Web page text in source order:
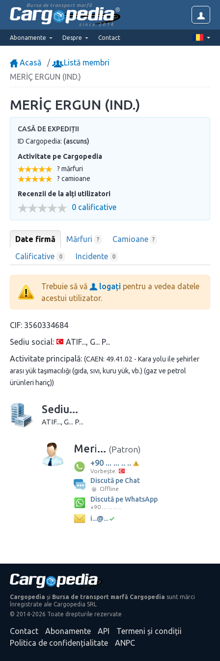
Bursa de transport marfă
since 2014
Abonamente Despre Contact
Acasă
Listă membri
MERİÇ ERGUN (IND.)
MERİÇ ERGUN (IND.)
CASĂ DE EXPEDIȚII
ID Cargopedia: (ascuns)
Activitate pe Cargopedia
? mărfuri
? camioane
Recenzii de la alți utilizatori
0 calificative
Date firmă Mărfuri ? Camioane ?
Calificative 0 Incidente 0
Trebuie să vă logați pentru a vedea datele
acestui utilizator.
CIF: 3560334684
Sediu social:
ATIF..., G... P...
Activitate principală: (CAEN: 49.41.02 - Kara yolu ile şehirler
arası yük taşımacılığı (gıda, sıvı, kuru yük, vb.) (gaz ve petrol
ürünleri hariç))
Sediu...
ATIF..., G... P...
Meri̇... (Patron)
+90 ... ... .. ..
Vorbește:
Discută pe Chat
Offline
Discută pe WhatsApp
+90 ... ... .. ..
i...@...
Cargopedia și Bursa de transport marfă Cargopedia sunt mărci
înregistrate ale Cargopedia SRL
© 2014-2026 Toate drepturile rezervate
Contact Abonamente API
Termeni și condiții
Politica de confidențialitate
ANPC